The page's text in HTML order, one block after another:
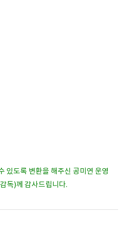
있도록 변환을 해주신 공미연 운영
독)께 감사드립니다.